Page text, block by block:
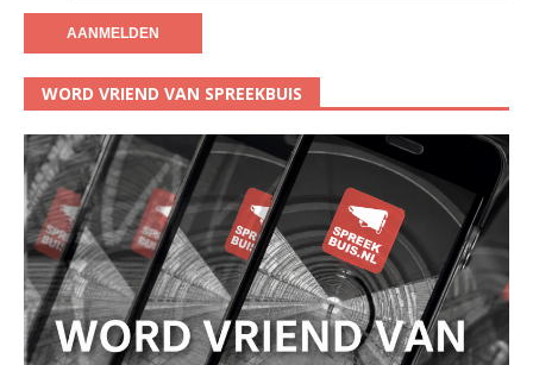
WORD VRIEND VAN SPREEKBUIS